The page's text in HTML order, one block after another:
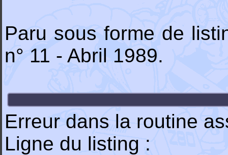
Paru sous forme de
n° 11 - Abril 1989.
Erreur dans la routine
Ligne du listing :